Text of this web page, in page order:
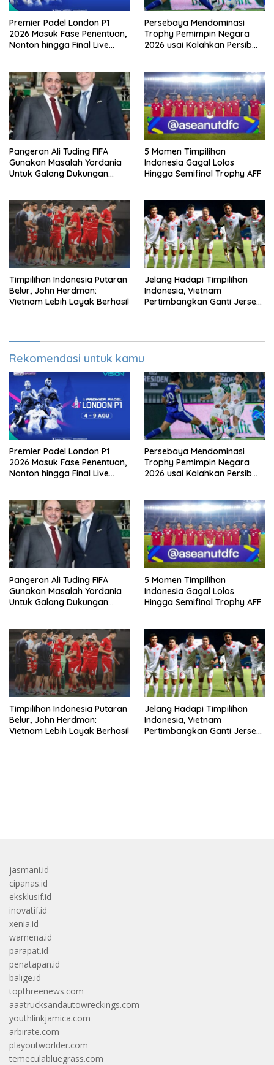
Premier Padel London P1
2026 Masuk Fase Penentuan,
Nonton hingga Final Live
Persebaya Mendominasi
Trophy Pemimpin Negara
2026 usai Kalahkan Persib
Pangeran Ali Tuding FIFA
Gunakan Masalah Yordania
Untuk Galang Dukungan
5 Momen Timpilihan
Indonesia Gagal Lolos
Hingga Semifinal Trophy AFF
Timpilihan Indonesia Putaran
Belur, John Herdman:
Vietnam Lebih Layak Berhasil
Jelang Hadapi Timpilihan
Indonesia, Vietnam
Pertimbangkan Ganti Jersey
Rekomendasi untuk kamu
Premier Padel London P1
2026 Masuk Fase Penentuan,
Nonton hingga Final Live
Persebaya Mendominasi
Trophy Pemimpin Negara
2026 usai Kalahkan Persib
Pangeran Ali Tuding FIFA
Gunakan Masalah Yordania
Untuk Galang Dukungan
5 Momen Timpilihan
Indonesia Gagal Lolos
Hingga Semifinal Trophy AFF
Timpilihan Indonesia Putaran
Belur, John Herdman:
Vietnam Lebih Layak Berhasil
Jelang Hadapi Timpilihan
Indonesia, Vietnam
Pertimbangkan Ganti Jersey
jasmani.id
cipanas.id
eksklusif.id
inovatif.id
xenia.id
wamena.id
parapat.id
penatapan.id
balige.id
topthreenews.com
aaatrucksandautowreckings.com
youthlinkjamica.com
arbirate.com
playoutworlder.com
temeculabluegrass.com